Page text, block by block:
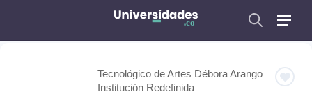
Tecnológico de Artes Débora Arango
Institución Redefinida